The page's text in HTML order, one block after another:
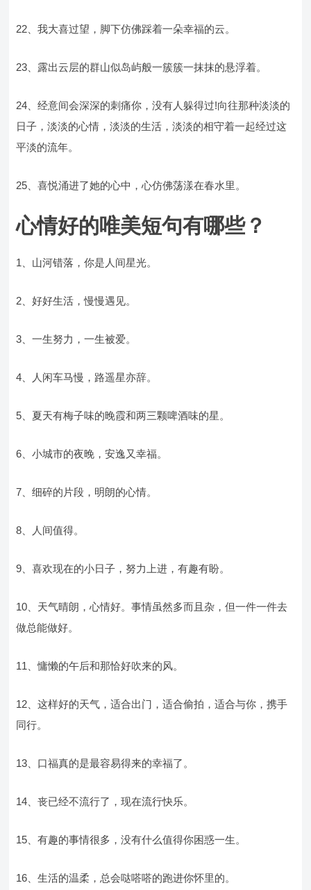
22、我大喜过望，脚下仿佛踩着一朵幸福的云。
23、露出云层的群山似岛屿般一簇簇一抹抹的悬浮着。
24、经意间会深深的刺痛你，没有人躲得过!向往那种淡淡的
日子，淡淡的心情，淡淡的生活，淡淡的相守着一起经过这
平淡的流年。
25、喜悦涌进了她的心中，心仿佛荡漾在春水里。
心情好的唯美短句有哪些？
1、山河错落，你是人间星光。
2、好好生活，慢慢遇见。
3、一生努力，一生被爱。
4、人闲车马慢，路遥星亦辞。
5、夏天有梅子味的晚霞和两三颗啤酒味的星。
6、小城市的夜晚，安逸又幸福。
7、细碎的片段，明朗的心情。
8、人间值得。
9、喜欢现在的小日子，努力上进，有趣有盼。
10、天气晴朗，心情好。事情虽然多而且杂，但一件一件去
做总能做好。
11、慵懒的午后和那恰好吹来的风。
12、这样好的天气，适合出门，适合偷拍，适合与你，携手
同行。
13、口福真的是最容易得来的幸福了。
14、丧已经不流行了，现在流行快乐。
15、有趣的事情很多，没有什么值得你困惑一生。
16、生活的温柔，总会哒嗒嗒的跑进你怀里的。